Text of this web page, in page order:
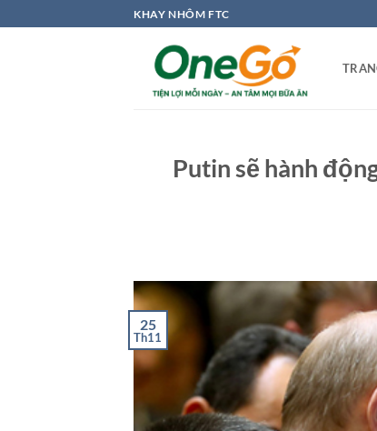
qua
KHAY NHÔM FTC
Putin sẽ hành
25
Th11